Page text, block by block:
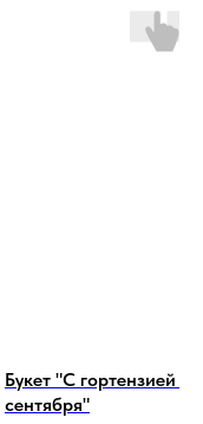
Букет "С гортензией на
сентября"